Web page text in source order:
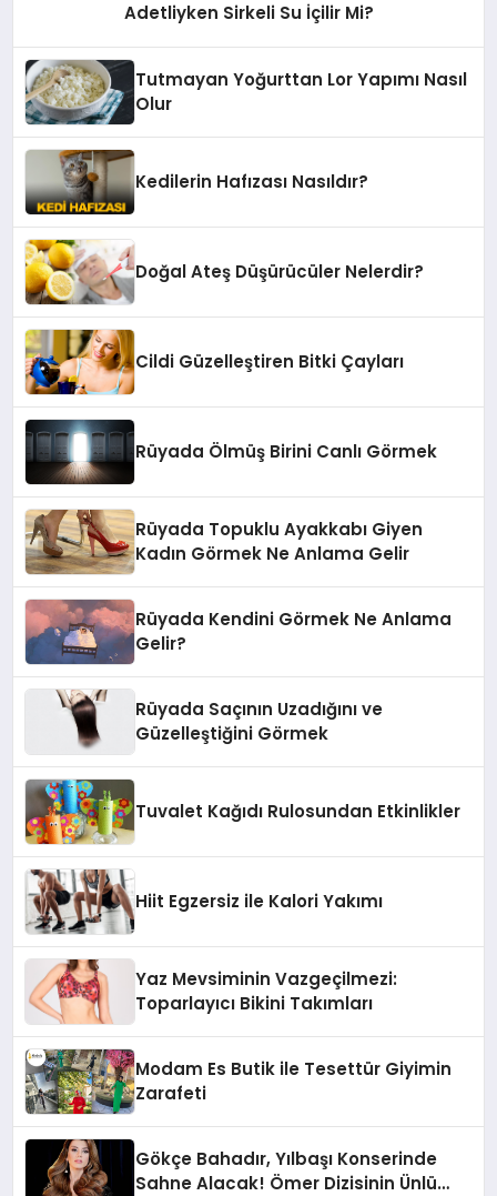
Adetliyken Sirkeli Su İçilir Mi?
Tutmayan Yoğurttan Lor Yapımı Nasıl
Olur
Kedilerin Hafızası Nasıldır?
Doğal Ateş Düşürücüler Nelerdir?
Cildi Güzelleştiren Bitki Çayları
Rüyada Ölmüş Birini Canlı Görmek
Rüyada Topuklu Ayakkabı Giyen
Kadın Görmek Ne Anlama Gelir
Rüyada Kendini Görmek Ne Anlama
Gelir?
Rüyada Saçının Uzadığını ve
Güzelleştiğini Görmek
Tuvalet Kağıdı Rulosundan Etkinlikler
Hiit Egzersiz ile Kalori Yakımı
Yaz Mevsiminin Vazgeçilmezi:
Toparlayıcı Bikini Takımları
Modam Es Butik ile Tesettür Giyimin
Zarafeti
Gökçe Bahadır, Yılbaşı Konserinde
Sahne Alacak! Ömer Dizisinin Ünlü